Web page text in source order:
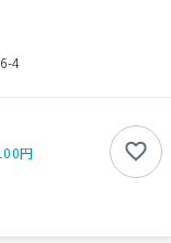
4
円